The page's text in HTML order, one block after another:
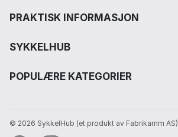
PRAKTISK INFORMASJON
SYKKELHUB
POPULÆRE KATEGORIER
© 2026 SykkelHub️ (et produkt av Fabrikamm AS)